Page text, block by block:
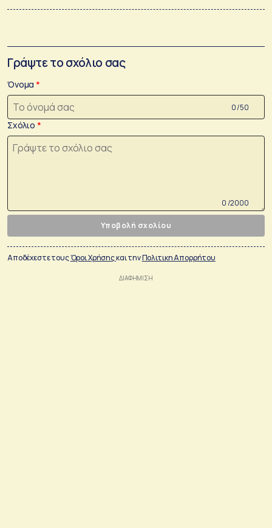
Γράψτε το σχόλιο σας
Όνομα
0 /50
Σχόλιο
0 /2000
Υποβολή σχολίου
Αποδέχεστε τουςΌροι Χρήσηςκαι τηνΠολιτικη Απορρήτου